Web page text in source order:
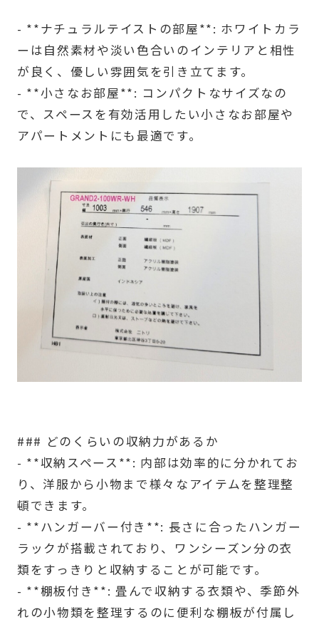
- **ナチュラルテイストの部屋**: ホワイトカラ
ーは自然素材や淡い色合いのインテリアと相性
が良く、優しい雰囲気を引き立てます。
- **小さなお部屋**: コンパクトなサイズなの
で、スペースを有効活用したい小さなお部屋や
アパートメントにも最適です。
### どのくらいの収納力があるか
- **収納スペース**: 内部は効率的に分かれてお
り、洋服から小物まで様々なアイテムを整理整
頓できます。
- **ハンガーバー付き**: 長さに合ったハンガー
ラックが搭載されており、ワンシーズン分の衣
類をすっきりと収納することが可能です。
- **棚板付き**: 畳んで収納する衣類や、季節外
れの小物類を整理するのに便利な棚板が付属し